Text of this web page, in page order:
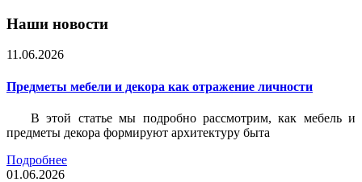
Наши новости
11.06.2026
Предметы мебели и декора как отражение личности
В этой статье мы подробно рассмотрим, как мебель и
предметы декора формируют архитектуру быта
Подробнее
01.06.2026